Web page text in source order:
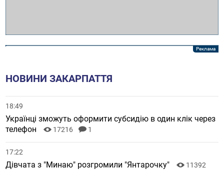
НОВИНИ ЗАКАРПАТТЯ
18:49
Українці зможуть оформити субсидію в один клік через
телефон
17216 1
17:22
Дівчата з "Минаю" розгромили "Янтарочку"
11392